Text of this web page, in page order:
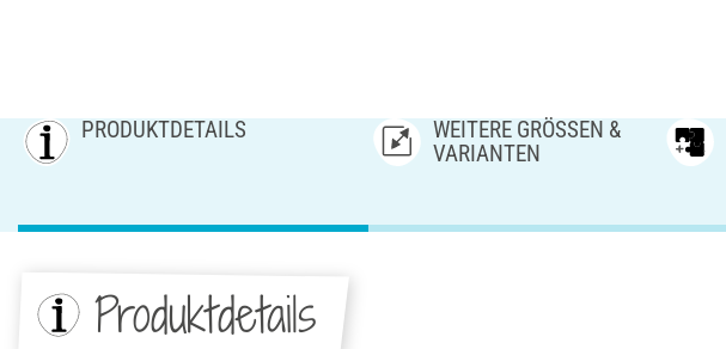
PRODUKTDETAILS
WEITERE GRÖSSEN & V
ARIANTEN
Produktdetails